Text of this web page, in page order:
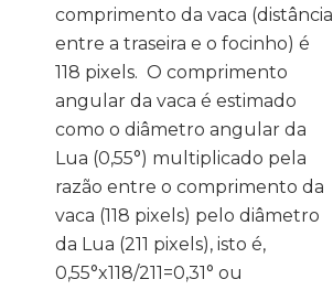
comprimento da vaca (distância
entre a traseira e o focinho) é
118 pixels. O comprimento
angular da vaca é estimado
como o diâmetro angular da
Lua (0,55°) multiplicado pela
razão entre o comprimento da
vaca (118 pixels) pelo diâmetro
da Lua (211 pixels), isto é,
0,55°x118/211=0,31° ou